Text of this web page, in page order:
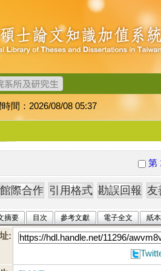
間：2026/08/08 05:37
第
摘要 目次 參考文獻 電子全文 紙
: